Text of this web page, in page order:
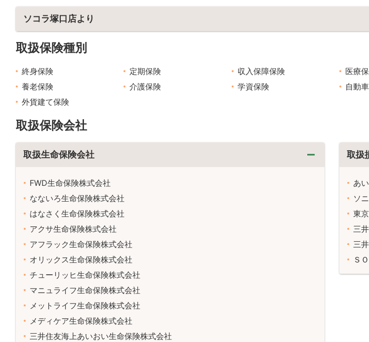
ソコラ塚口店より
取扱保険種別
終身保険 定期保険 収入保障保険 医療
養老保険
介護保険 学資保険 自動
外貨建て保険
取扱保険会社
取扱生命保険会社
FWD生命保険株式会社
なないろ生命保険株式会社
はなさく生命保険株式会社
アクサ生命保険株式会社
アフラック生命保険株式会社
オリックス生命保険株式会社
チューリッヒ生命保険株式会社
マニュライフ生命保険株式会社
メットライフ生命保険株式会社
メディケア生命保険株式会社
三井住友海上あいおい生命保険株式会社
取扱
あ
ソ
東
三
三
Ｓ